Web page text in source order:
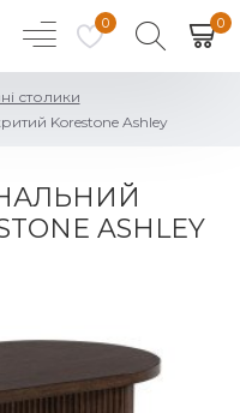
0 0
столики
Korestone Ashley
ASHLEY